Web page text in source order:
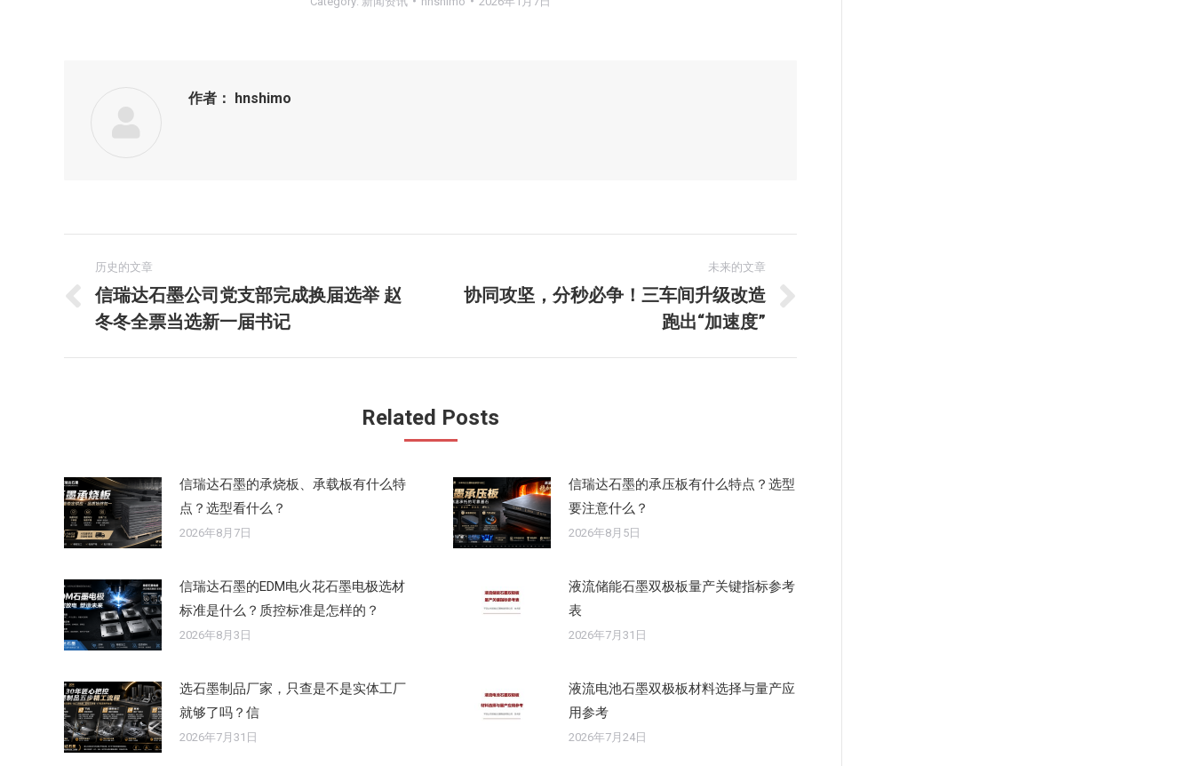
作者： hnshimo
章
航
历史的文章
历
史
的
信瑞达石墨公司党支部完成换届选举 赵
冬冬全票当选新一届书记
未来的文章
未
的
协同攻坚，分秒必争！三车间升级改造
跑出“加速度”
Related Posts
信瑞达石墨的承烧板、承载板有什么特
点？选型看什么？
2026年8月7日
信瑞达石墨的承压板有什么特点？选型
要注意什么？
2026年8月5日
信瑞达石墨的EDM电火花石墨电极选材
标准是什么？质控标准是怎样的？
2026年8月3日
液流储能石墨双极板量产关键指标参考
表
2026年7月31日
选石墨制品厂家，只查是不是实体工厂
就够了吗？信
2026年7月31日
液流电池石墨双极板材料选择与量产应
用参考
2026年7月24日